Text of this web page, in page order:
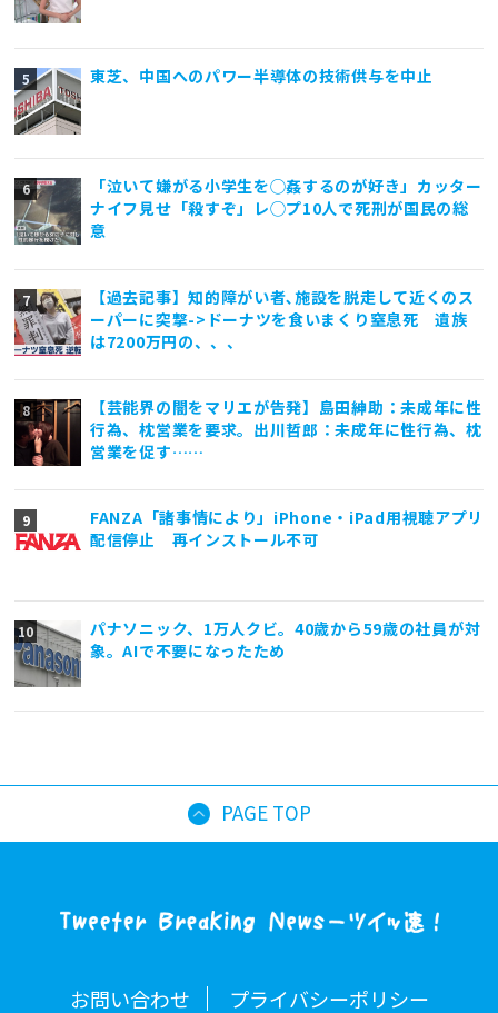
東芝、中国へのパワー半導体の技術供与を中止
「泣いて嫌がる小学生を◯姦するのが好き」カッター
ナイフ見せ「殺すぞ」レ◯プ10人で死刑が国民の総
意
【過去記事】知的障がい者､施設を脱走して近くのス
ーパーに突撃->ドーナツを食いまくり窒息死 遺族
は7200万円の、、、
【芸能界の闇をマリエが告発】島田紳助：未成年に性
行為、枕営業を要求。出川哲郎：未成年に性行為、枕
営業を促す……
FANZA「諸事情により」iPhone・iPad用視聴アプリ
配信停止 再インストール不可
パナソニック、1万人クビ。40歳から59歳の社員が対
象。AIで不要になったため
PAGE TOP
お問い合わせ プライバシーポリシー